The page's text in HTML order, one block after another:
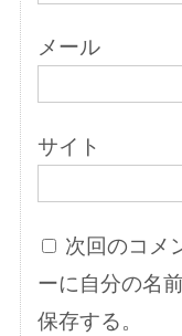
メール
サイト
次回のコメ
ーに自分の名
保存する。